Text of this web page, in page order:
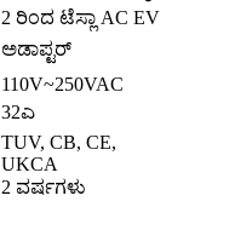
2 ರಿಂದ ಟೆಸ್ಲಾ AC EV
ಅಡಾಪ್ಟರ್
110V~250VAC
32ಎ
TUV, CB, CE,
UKCA
2 ವರ್ಷಗಳು